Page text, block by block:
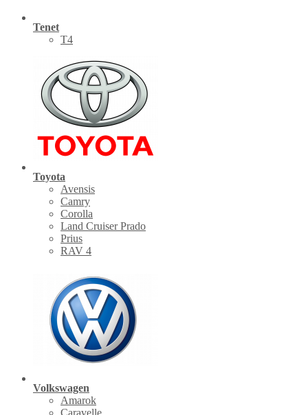
Tenet
Т4
Toyota
Avensis
Camry
Corolla
Land Cruiser Prado
Prius
RAV 4
Volkswagen
Amarok
Caravelle